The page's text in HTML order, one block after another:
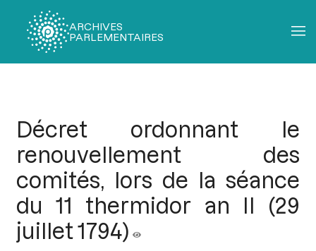
ARCHIVES
PARLEMENTAIRES
Décret ordonnant le
renouvellement des
comités, lors de la séance
du 11 thermidor an II (29
juillet 1794)